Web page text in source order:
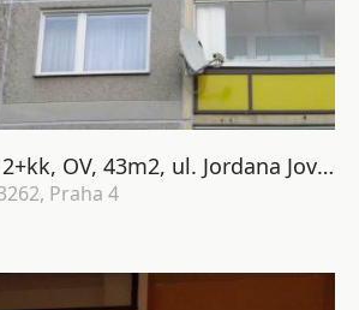
Pronájem bytu 2+kk, OV, 43m2, ul. Jordana Jovkova 3262, P-4 Modrany
Praha 4